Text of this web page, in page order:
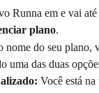
Runna em e vai até
plano.
nome do seu plano,
uma das duas
Você está na